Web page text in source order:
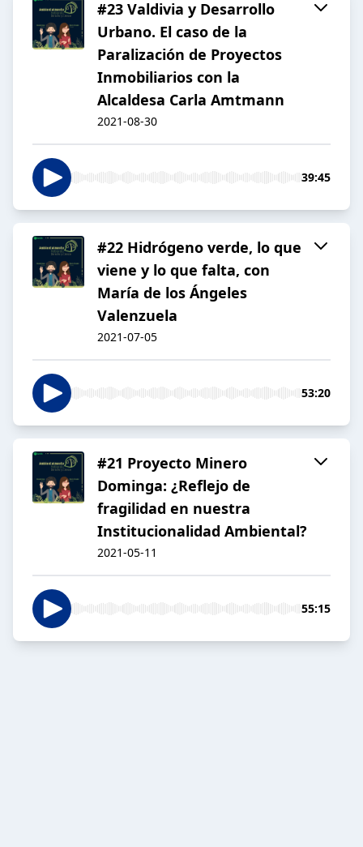
#23 Valdivia y Desarrollo
Urbano. El caso de la
Paralización de Proyectos
Inmobiliarios con la
Alcaldesa Carla Amtmann
2021-08-30
39:45
#22 Hidrógeno verde, lo que
viene y lo que falta, con
María de los Ángeles
Valenzuela
2021-07-05
53:20
#21 Proyecto Minero
Dominga: ¿Reflejo de
fragilidad en nuestra
Institucionalidad Ambiental?
2021-05-11
55:15